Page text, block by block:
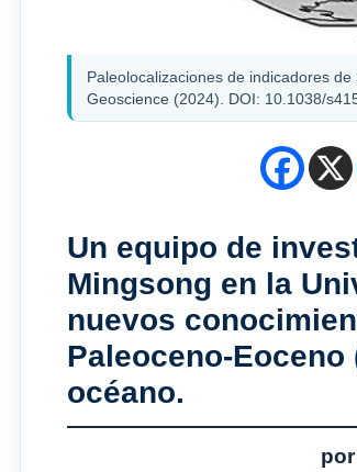
Paleolocalizaciones de indicadores
Geoscience (2024). DOI: 10.1038/
Un equipo de
Mingsong en la
nuevos
Paleoceno-
océano.